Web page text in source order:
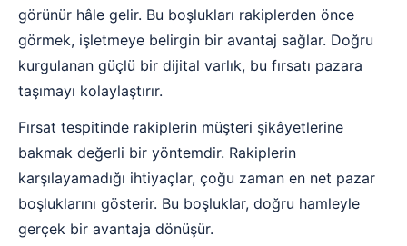
görünür hâle gelir. Bu boşlukları rakiplerden önce
görmek, işletmeye belirgin bir avantaj sağlar. Doğru
kurgulanan güçlü bir dijital varlık, bu fırsatı pazara
taşımayı kolaylaştırır.
Fırsat tespitinde rakiplerin müşteri şikâyetlerine
bakmak değerli bir yöntemdir. Rakiplerin
karşılayamadığı ihtiyaçlar, çoğu zaman en net pazar
boşluklarını gösterir. Bu boşluklar, doğru hamleyle
gerçek bir avantaja dönüşür.